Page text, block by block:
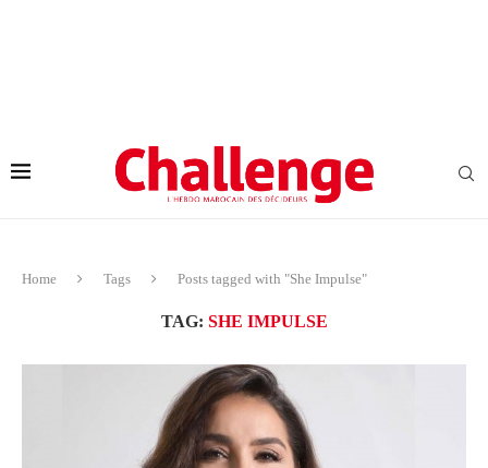
Home Tags Posts tagged with "She Impulse"
TAG: SHE IMPULSE